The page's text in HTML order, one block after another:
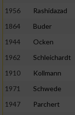
1956
Rashidazad
1864
Buder
1944
Ocken
1962
Schleichardt
1910
Kollmann
1971
Schwede
1947
Parchert